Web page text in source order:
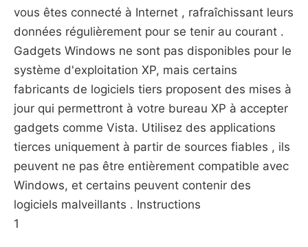
vous êtes connecté à Internet , rafraîchissant leurs
données régulièrement pour se tenir au courant .
Gadgets Windows ne sont pas disponibles pour le
système d'exploitation XP, mais certains
fabricants de logiciels tiers proposent des mises à
jour qui permettront à votre bureau XP à accepter
gadgets comme Vista. Utilisez des applications
tierces uniquement à partir de sources fiables , ils
peuvent ne pas être entièrement compatible avec
Windows, et certains peuvent contenir des
logiciels malveillants . Instructions
1